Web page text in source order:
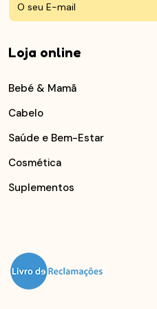
Loja online
Bebé & Mamã
Cabelo
Saúde e Bem-Estar
Cosmética
Suplementos